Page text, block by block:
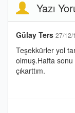
Yazı
Gülay Ters 27/12/
Teşekkürler yol
olmuş.Hafta sonu
çıkarttım.